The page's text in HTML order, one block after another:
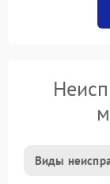
Виды